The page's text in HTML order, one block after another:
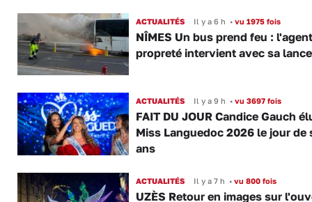
ACTUALITÉS Il y a 6 h •vu 1975 fois
NÎMES Un bus prend feu :
propreté intervient avec sa lance
ACTUALITÉS Il y a 9 h •vu 3697 fois
FAIT DU JOUR Candice Gauch
Miss Languedoc 2026 le jour de
ans
ACTUALITÉS Il y a 7 h •vu 800 fois
UZÈS Retour en images sur